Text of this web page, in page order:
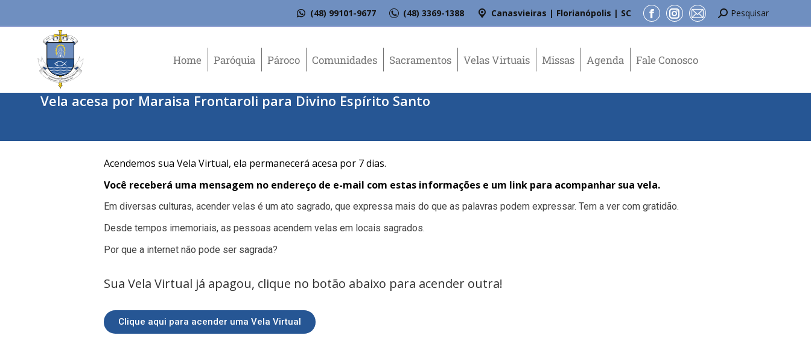
(48) 99101-9677 (48) 3369-1388 Canasvieiras | Florianópolis | SC Pesquisar
Home Paróquia Pároco Comunidades Sacramentos Velas Virtuais Missas Agenda Fale Conosco
Vela acesa por Maraisa Frontaroli para Divino Espírito Santo
Acendemos sua Vela Virtual, ela permanecerá acesa por 7 dias.
Você receberá uma mensagem no endereço de e-mail com estas informações e um link para acompanhar sua vela.
Em diversas culturas, acender velas é um ato sagrado, que expressa mais do que as palavras podem expressar. Tem a ver com gratidão.
Desde tempos imemoriais, as pessoas acendem velas em locais sagrados.
Por que a internet não pode ser sagrada?
Sua Vela Virtual já apagou, clique no botão abaixo para acender outra!
Clique aqui para acender uma Vela Virtual